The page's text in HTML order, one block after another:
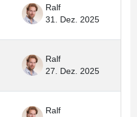
Ralf
31. Dez. 2025
Ralf
27. Dez. 2025
Ralf